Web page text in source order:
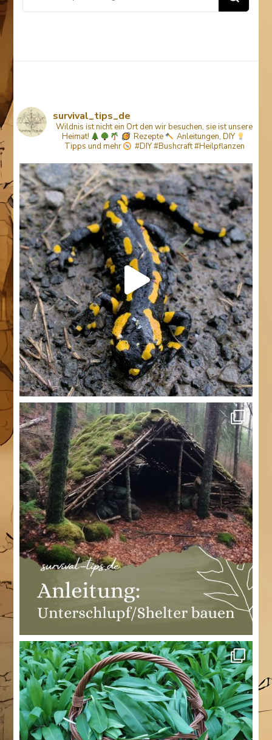
for
survival_tips_de
Wildnis ist nicht ein Ort den wir besuchen, sie ist unsere
Heimat!
Rezepte
Anleitungen, DIY
Tipps und mehr #DIY #Bushcraft #Heilpflanzen